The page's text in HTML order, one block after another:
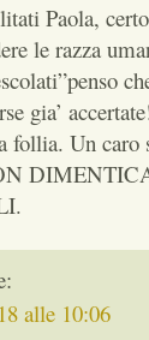
Paola,
le razza
gia’
follia. Un
alle 10:06